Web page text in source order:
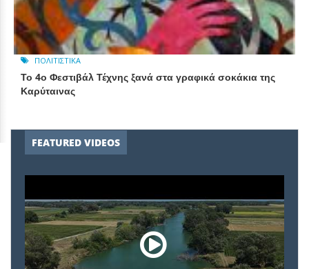
ΠΟΛΙΤΙΣΤΙΚΆ
Το 4ο Φεστιβάλ Τέχνης ξανά στα γραφικά σοκάκια της
Καρύταινας
FEATURED VIDEOS